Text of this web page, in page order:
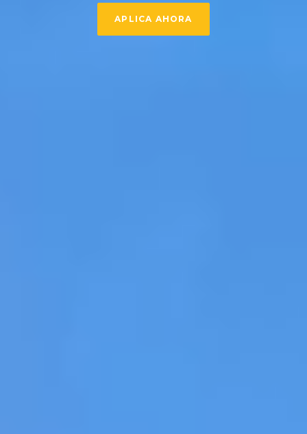
APLICA AHORA